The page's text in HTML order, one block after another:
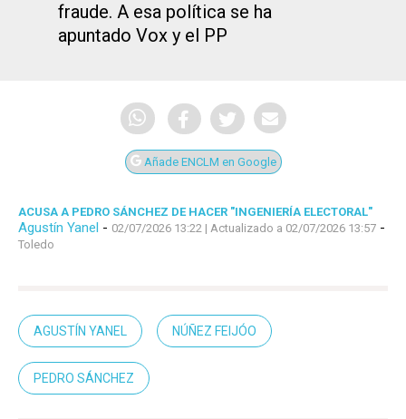
fraude. A esa política se ha
apuntado Vox y el PP
Añade ENCLM en Google
ACUSA A PEDRO SÁNCHEZ DE HACER "INGENIERÍA ELECTORAL"
Agustín Yanel - 02/07/2026 13:22 | Actualizado a 02/07/2026 13:57 -
Toledo
AGUSTÍN YANEL NÚÑEZ FEIJÓO
PEDRO SÁNCHEZ